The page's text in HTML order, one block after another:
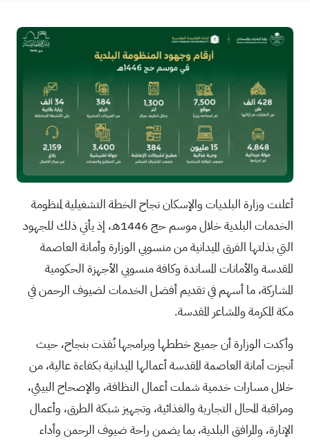
أعلنت وزارة البلديات والإسكان نجاح الخطة التشغيلية لمنظومة
الخدمات البلدية خلال موسم حج 1446هـ، إذ يأتي ذلك للجهود
التي بذلتها الفرق الميدانية من منسوبي الوزارة وأمانة العاصمة
المقدسة والأمانات المساندة وكافة منسوبي الأجهزة الحكومية
المشاركة، ما أسهم في تقديم أفضل الخدمات لضيوف الرحمن في
مكة المكرمة والمشاعر المقدسة.
وأكدت الوزارة أن جميع خططها وبرامجها نُفذت بنجاح، حيث
أنجزت أمانة العاصمة المقدسة أعمالها الميدانية بكفاءة عالية، من
خلال مسارات خدمية شملت أعمال النظافة، والإصحاح البيئي،
ومراقبة المحال التجارية والغذائية، وتجهيز شبكة الطرق، وأعمال
الإنارة، والمرافق البلدية، بما يضمن راحة ضيوف الرحمن وأداء